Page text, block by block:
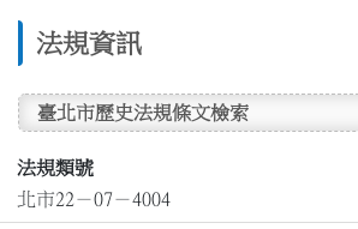
法規資訊
臺北市歷史法規條文檢索
法規類號
北市22－07－4004